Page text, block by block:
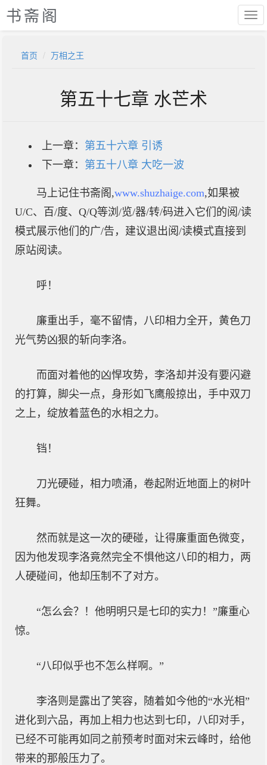
书斋阁
首页 万相之王
第五十七章 水芒术
上一章： 第五十六章 引诱
下一章： 第五十八章 大吃一波
马上记住书斋阁,www.shuzhaige.com,如果被
U/C、百/度、Q/Q等浏/览/器/转/码进入它们的阅/读
模式展示他们的广/告，建议退出阅/读模式直接到
原站阅读。
呼！
廉重出手，毫不留情，八印相力全开，黄色刀
光气势凶狠的斩向李洛。
而面对着他的凶悍攻势，李洛却并没有要闪避
的打算，脚尖一点，身形如飞鹰般掠出，手中双刀
之上，绽放着蓝色的水相之力。
铛！
刀光硬碰，相力喷涌，卷起附近地面上的树叶
狂舞。
然而就是这一次的硬碰，让得廉重面色微变，
因为他发现李洛竟然完全不惧他这八印的相力，两
人硬碰间，他却压制不了对方。
“怎么会？！他明明只是七印的实力！”廉重心
惊。
“八印似乎也不怎么样啊。”
李洛则是露出了笑容，随着如今他的“水光相”
进化到六品，再加上相力也达到七印，八印对手，
已经不可能再如同之前预考时面对宋云峰时，给他
带来的那般压力了。